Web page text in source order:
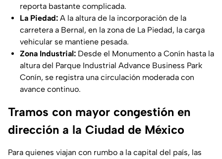
reporta bastante complicada.
La Piedad: A la altura de la incorporación de la
carretera a Bernal, en la zona de La Piedad, la carga
vehicular se mantiene pesada.
Zona Industrial: Desde el Monumento a Conín hasta la
altura del Parque Industrial Advance Business Park
Conín, se registra una circulación moderada con
avance continuo.
Tramos con mayor congestión en
dirección a la Ciudad de México
Para quienes viajan con rumbo a la capital del país, las